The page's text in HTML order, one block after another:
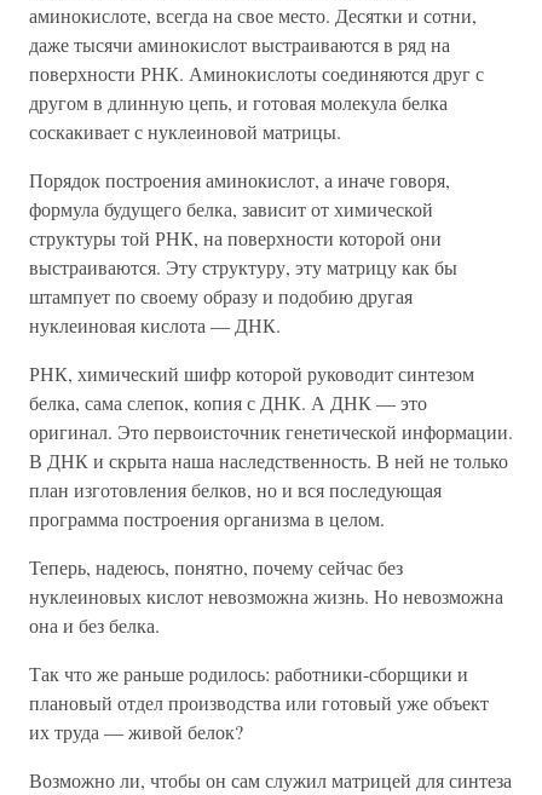
аминокислоте, всегда на свое место. Десятки и сотни,
даже тысячи аминокислот выстраиваются в ряд на
поверхности РНК. Аминокислоты соединяются друг с
другом в длинную цепь, и готовая молекула белка
соскакивает с нуклеиновой матрицы.
Порядок построения аминокислот, а иначе говоря,
формула будущего белка, зависит от химической
структуры той РНК, на поверхности которой они
выстраиваются. Эту структуру, эту матрицу как бы
штампует по своему образу и подобию другая
нуклеиновая кислота — ДНК.
РНК, химический шифр которой руководит синтезом
белка, сама слепок, копия с ДНК. А ДНК — это
оригинал. Это первоисточник генетической информации.
В ДНК и скрыта наша наследственность. В ней не только
план изготовления белков, но и вся последующая
программа построения организма в целом.
Теперь, надеюсь, понятно, почему сейчас без
нуклеиновых кислот невозможна жизнь. Но невозможна
она и без белка.
Так что же раньше родилось: работники-сборщики и
плановый отдел производства или готовый уже объект
их труда — живой белок?
Возможно ли, чтобы он сам служил матрицей для синтеза